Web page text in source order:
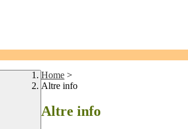
Home >
Altre info
Altre info